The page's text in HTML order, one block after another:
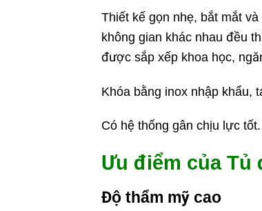
Thiết kế gọn nhẹ, bắt mắt
không gian khác nhau đều
được sắp xếp khoa học,
Khóa bằng inox nhập khẩu,
Có hệ thống gân chịu lực tốt.
Ưu điểm của
Độ thẩm mỹ cao